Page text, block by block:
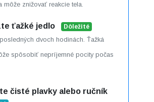
môže znižovať reakcie tela.
ťažké jedlo Dôležité
dvoch hodinách. Ťažká
spôsobiť nepríjemné pocity počas
čisté plavky alebo ručník